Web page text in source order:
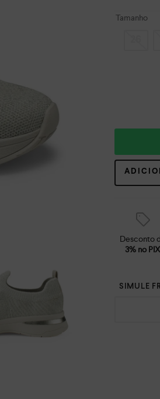
Tamanho
Desconto
3% no PIX